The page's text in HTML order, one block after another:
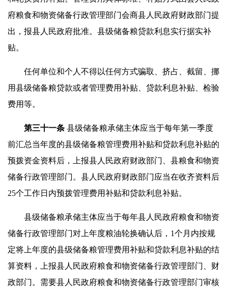
府粮食和物资储备行政管理部门会商县人民政府财政部门提
出，报县人民政府批准。县级储备粮贷款利息实行据实补
贴。
任何单位和个人不得以任何方式骗取、挤占、截留、挪
用县级储备粮贷款或者管理费用补贴、贷款利息补贴、检验
费用等。
第三十一条 县级储备粮承储主体应当于每年第一季度
前汇总当年度的县级储备粮管理费用补贴和贷款利息补贴的
预拨资金资料后，上报县人民政府财政部门、县粮食和物资
储备行政管理部门。县人民政府财政部门应当在收齐资料后
25个工作日内预拨管理费用补贴和贷款利息补贴。
县级储备粮承储主体应当于每年县人民政府粮食和物资
储备行政管理部门对上年度粮油轮换确认后，1个月内按规
定将上年度的县级储备粮管理费用补贴和贷款利息补贴的结
算资料，上报县人民政府粮食和物资储备行政管理部门、财
政部门。需要县人民政府粮食和物资储备行政管理部门审核